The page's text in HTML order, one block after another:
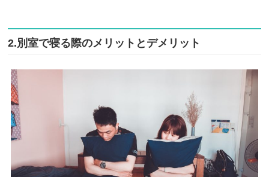
2.別室で寝る際のメリットとデメリット